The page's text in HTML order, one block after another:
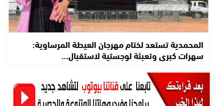
المحمدية تستعد لختام مهرجان العيطة المرساوية:
سهرات كبرى وتعبئة لوجستية لاستقبال…